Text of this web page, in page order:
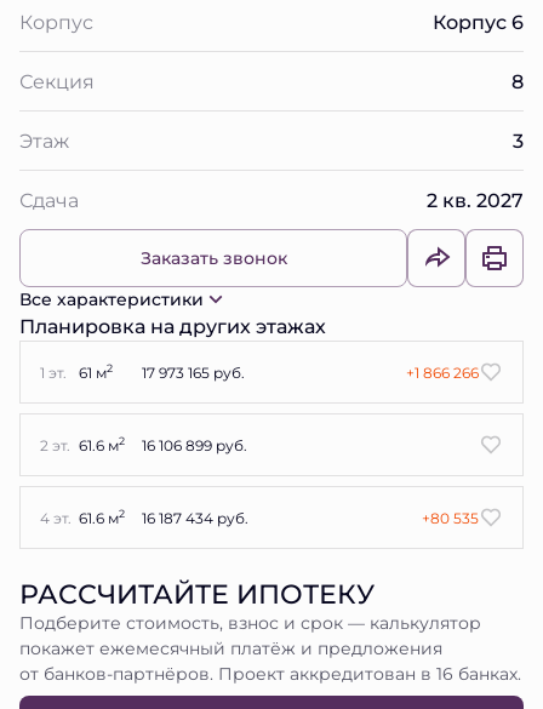
Корпус Корпус 6
Секция 8
Этаж 3
Сдача 2 кв. 2027
Заказать звонок
Все характеристики
Планировка на других этажах
1 эт. 61 м2 17 973 165 руб. +1 866 266
2 эт. 61.6 м2 16 106 899 руб.
4 эт. 61.6 м2 16 187 434 руб. +80 535
РАССЧИТАЙТЕ ИПОТЕКУ
Подберите стоимость, взнос и срок — калькулятор
покажет ежемесячный платёж и предложения
от банков-партнёров. Проект аккредитован в 16 банках.